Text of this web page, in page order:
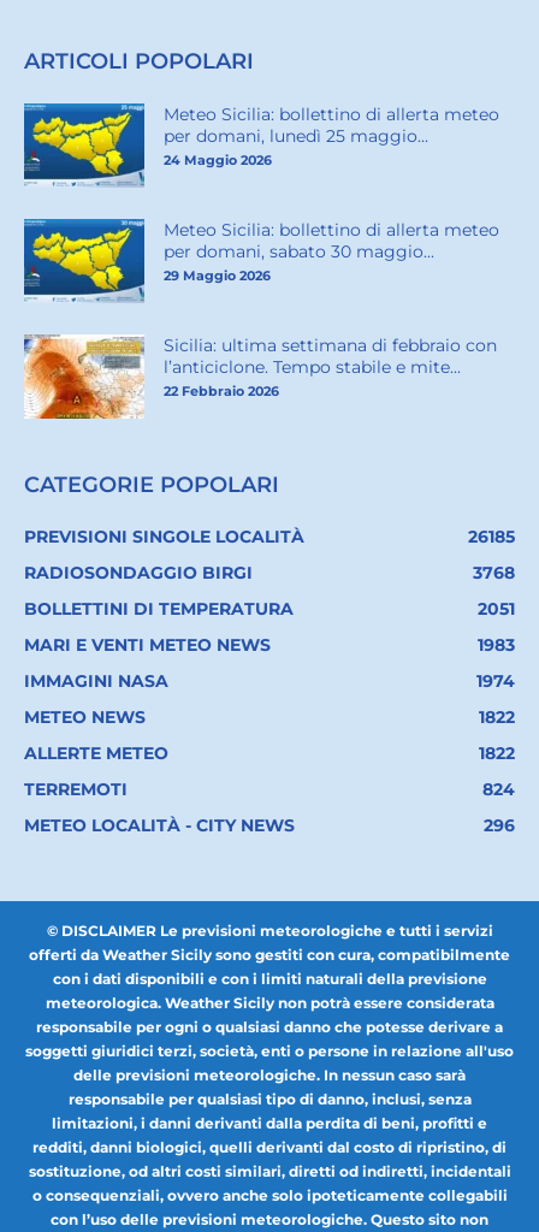
ARTICOLI POPOLARI
Meteo Sicilia: bollettino di allerta meteo
per domani, lunedì 25 maggio...
24 Maggio 2026
Meteo Sicilia: bollettino di allerta meteo
per domani, sabato 30 maggio...
29 Maggio 2026
Sicilia: ultima settimana di febbraio con
l’anticiclone. Tempo stabile e mite...
22 Febbraio 2026
CATEGORIE POPOLARI
PREVISIONI SINGOLE LOCALITÀ
26185
RADIOSONDAGGIO BIRGI
3768
BOLLETTINI DI TEMPERATURA
2051
MARI E VENTI METEO NEWS
1983
IMMAGINI NASA
1974
METEO NEWS
1822
ALLERTE METEO
1822
TERREMOTI
824
METEO LOCALITÀ - CITY NEWS
296
© DISCLAIMER Le previsioni meteorologiche e tutti i servizi
offerti da Weather Sicily sono gestiti con cura, compatibilmente
con i dati disponibili e con i limiti naturali della previsione
meteorologica. Weather Sicily non potrà essere considerata
responsabile per ogni o qualsiasi danno che potesse derivare a
soggetti giuridici terzi, società, enti o persone in relazione all'uso
delle previsioni meteorologiche. In nessun caso sarà
responsabile per qualsiasi tipo di danno, inclusi, senza
limitazioni, i danni derivanti dalla perdita di beni, profitti e
redditi, danni biologici, quelli derivanti dal costo di ripristino, di
sostituzione, od altri costi similari, diretti od indiretti, incidentali
o consequenziali, ovvero anche solo ipoteticamente collegabili
con l’uso delle previsioni meteorologiche. Questo sito non